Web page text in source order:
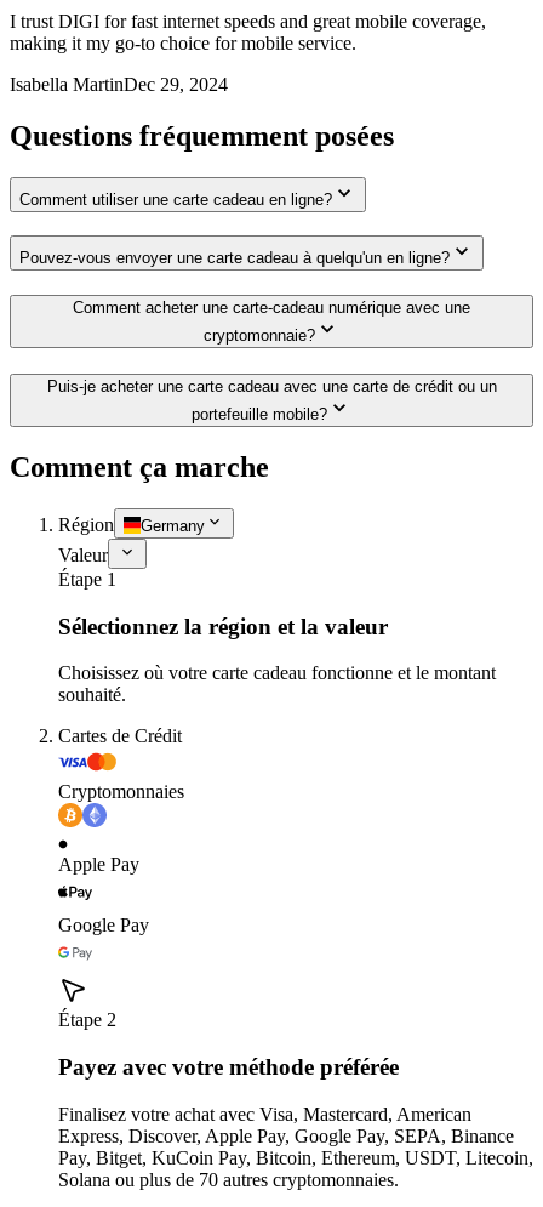
I trust DIGI for fast internet speeds and great mobile coverage,
making it my go-to choice for mobile service.
Isabella MartinDec 29, 2024
Questions fréquemment posées
Comment utiliser une carte cadeau en ligne?
Pouvez-vous envoyer une carte cadeau à quelqu'un en ligne?
Comment acheter une carte-cadeau numérique avec une
cryptomonnaie?
Puis-je acheter une carte cadeau avec une carte de crédit ou un
portefeuille mobile?
Comment ça marche
Région Germany
Valeur
Étape 1
Sélectionnez la région et la valeur
Choisissez où votre carte cadeau fonctionne et le montant
souhaité.
Cartes de Crédit
Cryptomonnaies
Apple Pay
Google Pay
Étape 2
Payez avec votre méthode préférée
Finalisez votre achat avec Visa, Mastercard, American
Express, Discover, Apple Pay, Google Pay, SEPA, Binance
Pay, Bitget, KuCoin Pay, Bitcoin, Ethereum, USDT, Litecoin,
Solana ou plus de 70 autres cryptomonnaies.